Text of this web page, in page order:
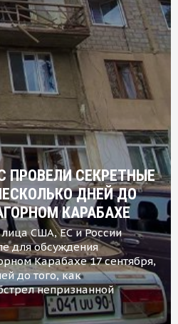
ПРОВЕЛИ СЕКРЕТНЫЕ
ДНЕЙ ДО
КАРАБАХЕ
США, ЕС и России
для обсуждения
Карабахе 17 сентября,
до того, как
непризнанной